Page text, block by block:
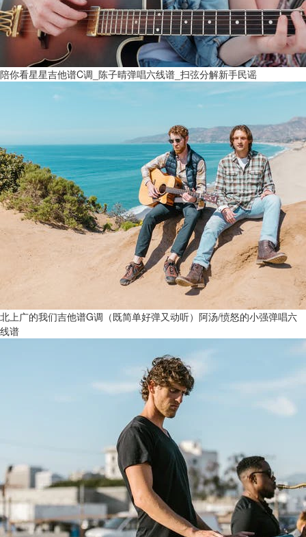
陪你看星星吉他谱C调_陈子晴弹唱六线谱_扫弦分解新手民谣
北上广的我们吉他谱G调（既简单好弹又动听）阿汤/愤怒的小强弹唱六
线谱